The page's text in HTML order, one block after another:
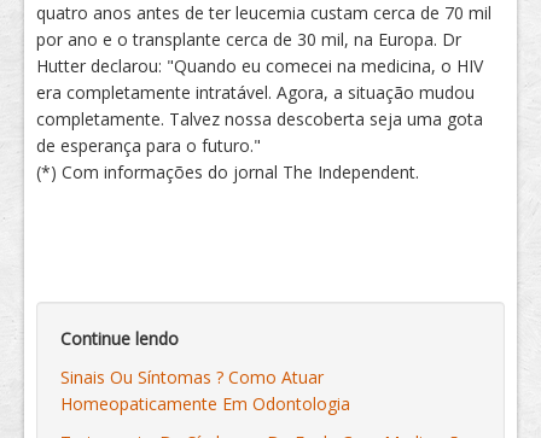
quatro anos antes de ter leucemia custam cerca de 70 mil
por ano e o transplante cerca de 30 mil, na Europa. Dr
Hutter declarou: "Quando eu comecei na medicina, o HIV
era completamente intratável. Agora, a situação mudou
completamente. Talvez nossa descoberta seja uma gota
de esperança para o futuro."
(*) Com informações do jornal The Independent.
Continue lendo
Sinais Ou Síntomas ? Como Atuar
Homeopaticamente Em Odontologia